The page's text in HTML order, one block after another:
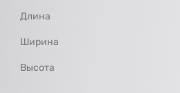
Длина
Ширина
Высота